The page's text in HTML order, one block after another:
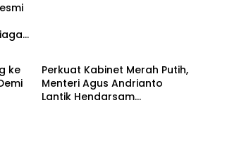
ke
Perkuat Kabinet Merah Putih,
Menteri Agus Andrianto
Lantik Hendarsam